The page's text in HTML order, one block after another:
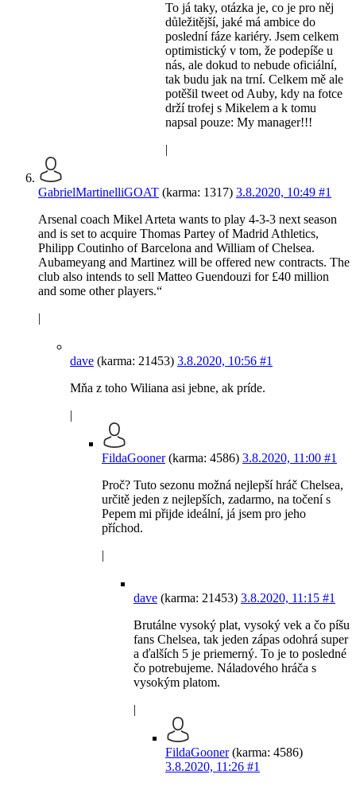
To já taky, otázka je, co je pro něj
důležitější, jaké má ambice do
poslední fáze kariéry. Jsem celkem
optimistický v tom, že podepíše u
nás, ale dokud to nebude oficiální,
tak budu jak na trní. Celkem mě ale
potěšil tweet od Auby, kdy na fotce
drží trofej s Mikelem a k tomu
napsal pouze: My manager!!!
|
GabrielMartinelliGOAT (karma: 1317) 3.8.2020, 10:49 #1
Arsenal coach Mikel Arteta wants to play 4-3-3 next season
and is set to acquire Thomas Partey of Madrid Athletics,
Philipp Coutinho of Barcelona and William of Chelsea.
Aubameyang and Martinez will be offered new contracts. The
club also intends to sell Matteo Guendouzi for £40 million
and some other players.“
|
dave (karma: 21453) 3.8.2020, 10:56 #1
Mňa z toho Wiliana asi jebne, ak príde.
|
FildaGooner(karma: 4586) 3.8.2020, 11:00 #1
Proč? Tuto sezonu možná nejlepší hráč Chelsea,
určitě jeden z nejlepších, zadarmo, na točení s
Pepem mi přijde ideální, já jsem pro jeho
příchod.
|
dave (karma: 21453) 3.8.2020, 11:15 #1
Brutálne vysoký plat, vysoký vek a čo píšu
fans Chelsea, tak jeden zápas odohrá super
a ďalších 5 je priemerný. To je to posledné
čo potrebujeme. Náladového hráča s
vysokým platom.
|
FildaGooner(karma: 4586)
3.8.2020, 11:26 #1